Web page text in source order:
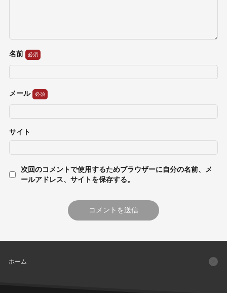
名前
メール
サイト
次回のコメントで使用するためブラウザーに自分の名前、メ
ールアドレス、サイトを保存する。
ホーム